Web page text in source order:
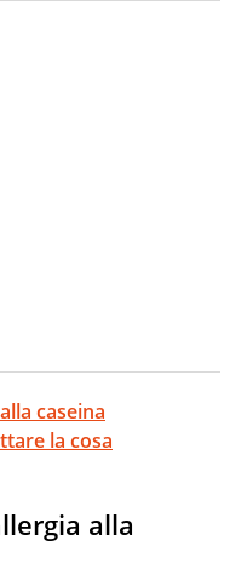
caseina
la cosa
alla